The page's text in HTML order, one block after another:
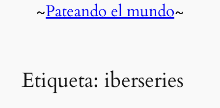
~Pateando el mundo~
Etiqueta: iberseries